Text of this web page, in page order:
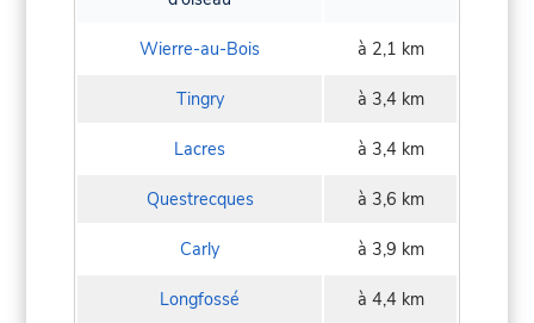
Wierre-au-Bois à 2,1 km
Tingry à 3,4 km
Lacres à 3,4 km
Questrecques à 3,6 km
Carly à 3,9 km
Longfossé à 4,4 km